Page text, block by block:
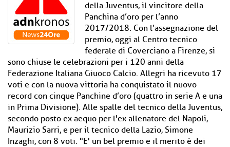
della Juventus, il vincitore della
Panchina d’oro per l’anno
2017/2018. Con l’assegnazione del
premio, oggi al Centro tecnico
federale di Coverciano a Firenze, si
sono chiuse le celebrazioni per i 120 anni della
Federazione Italiana Giuoco Calcio. Allegri ha ricevuto 17
voti e con la nuova vittoria ha conquistato il nuovo
record con cinque Panchine d’oro (quattro in serie A e una
in Prima Divisione). Alle spalle del tecnico della Juventus,
secondo posto ex aequo per l'ex allenatore del Napoli,
Maurizio Sarri, e per il tecnico della Lazio, Simone
Inzaghi, con 8 voti. "E' un bel premio e il merito è dei